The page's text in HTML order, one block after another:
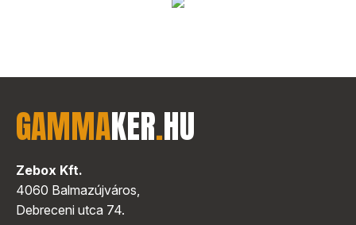
GAMMAKER.HU
Zebox Kft.
4060 Balmazújváros,
Debreceni utca 74.